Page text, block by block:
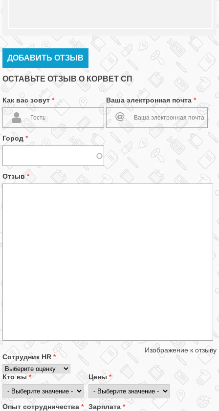
ДОБАВИТЬ ОТЗЫВ
ОСТАВЬТЕ ОТЗЫВ О КОРВЕТ СП
Как вас зовут * Ваша электронная почта *
Город *
Отзыв*
Изображение к отзыву
Сотрудник HR *
Кто вы* Цены*
Опыт сотрудничества * Зарплата *